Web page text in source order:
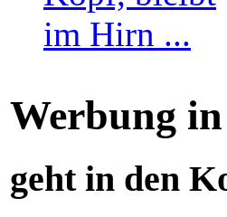
Werbung
geht in den